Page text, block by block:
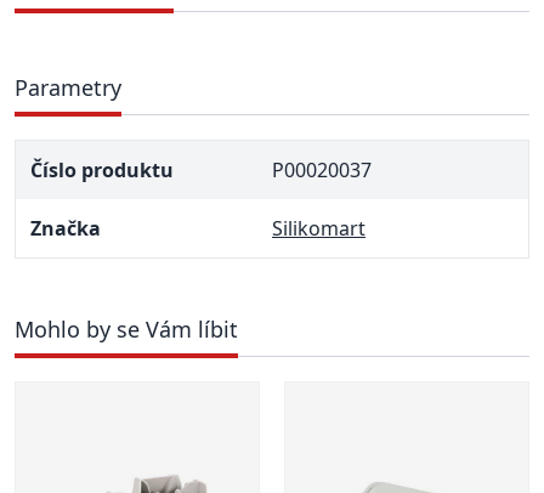
Parametry
Číslo produktu P00020037
Značka Silikomart
Mohlo by se Vám líbit